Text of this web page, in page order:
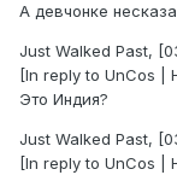
А девчонке
Just Walked Past,
[In reply to UnCos |
Это Индия?
Just Walked Past,
[In reply to UnCos |